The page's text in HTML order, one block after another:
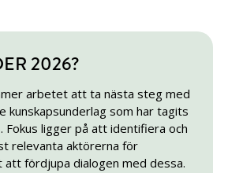
2026?
arbetet att ta nästa steg med
kunskapsunderlag som har tagits
Fokus ligger på att identifiera och
relevanta aktörerna för
att fördjupa dialogen med dessa.